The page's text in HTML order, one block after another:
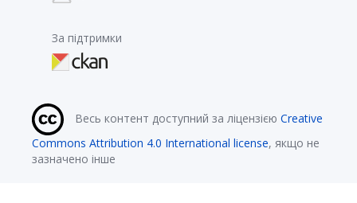
За підтримки
Весь контент доступний за ліцензією Creative
Commons Attribution 4.0 International license, якщо не
зазначено інше